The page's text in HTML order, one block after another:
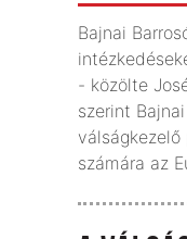
Bajnai
- közölte
szerint
számára az